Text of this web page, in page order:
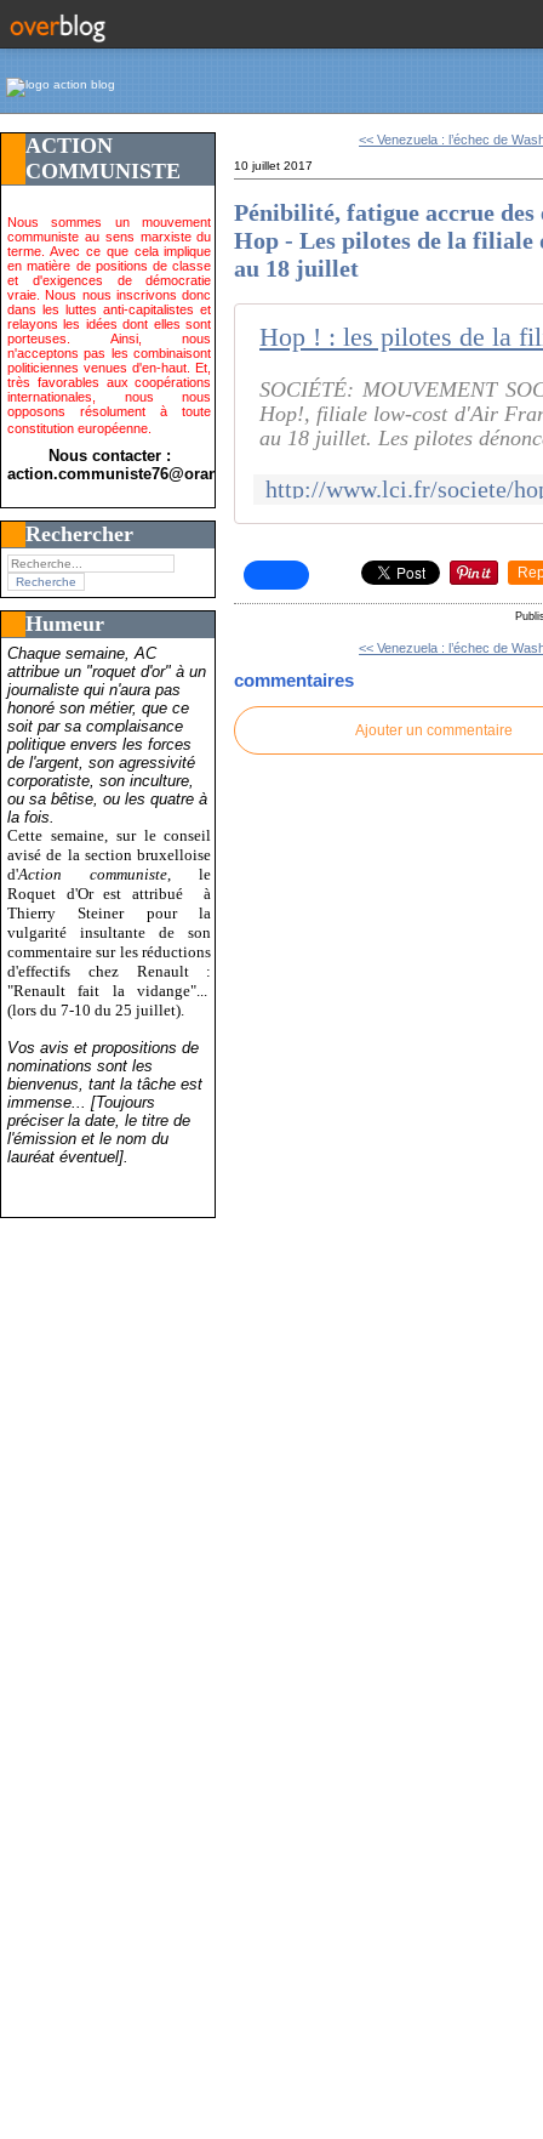
ACTION
COMMUNISTE
Nous sommes un mouvement
communiste au sens marxiste du
terme. Avec ce que cela implique
en matière de positions de classe
et d'exigences de démocratie
vraie. Nous nous inscrivons donc
dans les luttes anti-capitalistes et
relayons les idées dont elles sont
porteuses. Ainsi, nous
n'acceptons pas les combinaisont
politiciennes venues d'en-haut. Et,
très favorables aux coopérations
internationales, nous nous
opposons résolument à toute
constitution européenne.
Nous contacter :
action.communiste76@orange.fr>
Rechercher
Humeur
Chaque semaine, AC
attribue un "roquet d'or" à un
journaliste qui n'aura pas
honoré son métier, que ce
soit par sa complaisance
politique envers les forces
de l'argent, son agressivité
corporatiste, son inculture,
ou sa bêtise, ou les quatre à
la fois.
Cette semaine, sur le conseil
avisé de la section bruxelloise
d'Action communiste , le
Roquet d'Or est attribué
à
Thierry Steiner pour la
vulgarité insultante de son
commentaire sur les réductions
d'effectifs chez Renault :
"Renault fait la vidange"...
(lors du 7-10 du 25 juillet).
Vos avis et propositions de
nominations sont les
bienvenus, tant la tâche est
immense... [Toujours
préciser la date, le titre de
l'émission et le nom du
lauréat éventuel].
<< Venezuela : l’échec de
10 juillet 2017
Pénibilité, fatigue accrue des
Hop - Les pilotes de la
au 18 juillet
SOCIÉTÉ: MOUVEMENT
Hop!, filiale low-cost d'Air
au 18 juillet. Les pilotes
<< Venezuela : l’échec de
commentaires
Ajouter un commentaire